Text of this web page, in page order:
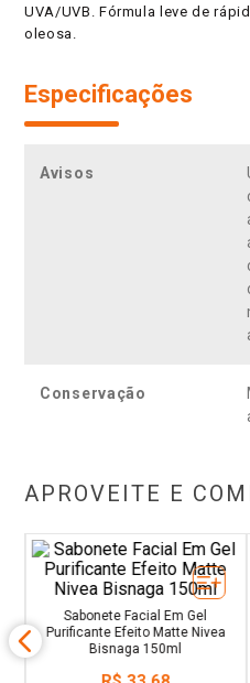
UVA/UVB. Fórmula leve de
oleosa.
Especificações
Avisos
Conservação
APROVEITE E